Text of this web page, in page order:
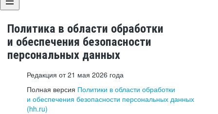
Политика в области обработки
и обеспечения безопасности
персональных данных
Редакция от 21 мая 2026 года
Полная версия Политики в области обработки
и обеспечения безопасности персональных данных
(hh.ru)